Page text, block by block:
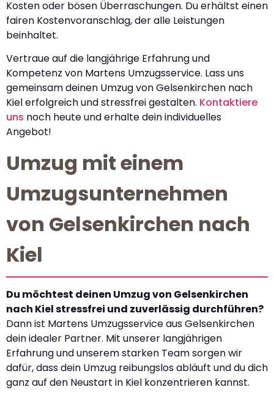
Kosten oder bösen Überraschungen. Du erhältst einen
fairen Kostenvoranschlag, der alle Leistungen
beinhaltet.
Vertraue auf die langjährige Erfahrung und
Kompetenz von Martens Umzugsservice. Lass uns
gemeinsam deinen Umzug von Gelsenkirchen nach
Kiel erfolgreich und stressfrei gestalten. Kontaktiere
uns noch heute und erhalte dein individuelles
Angebot!
Umzug mit einem
Umzugsunternehmen
von Gelsenkirchen nach
Kiel
Du möchtest deinen Umzug von Gelsenkirchen
nach Kiel stressfrei und zuverlässig durchführen?
Dann ist Martens Umzugsservice aus Gelsenkirchen
dein idealer Partner. Mit unserer langjährigen
Erfahrung und unserem starken Team sorgen wir
dafür, dass dein Umzug reibungslos abläuft und du dich
ganz auf den Neustart in Kiel konzentrieren kannst.